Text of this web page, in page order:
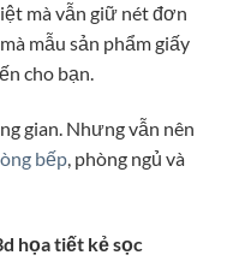
mà vẫn giữ nét đơn
mẫu sản phẩm giấy
cho bạn.
gian. Nhưng vẫn nên
bếp, phòng ngủ và
họa tiết kẻ sọc